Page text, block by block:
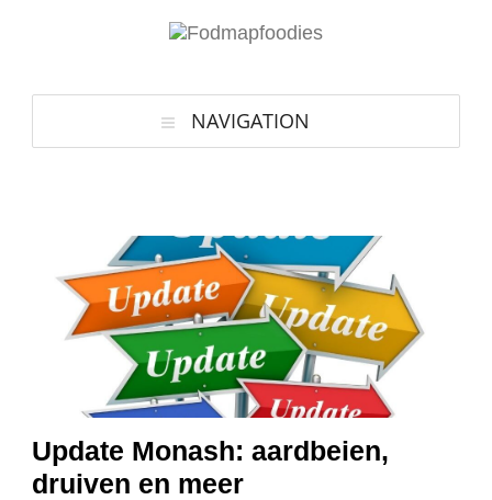
NAVIGATION
Update Monash: aardbeien,
druiven en meer